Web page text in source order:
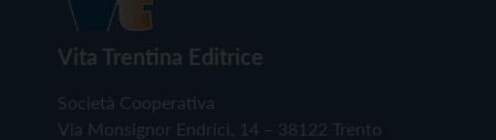
Vita Trentina Editrice
Società Cooperativa
Via Monsignor Endrici, 14 – 38122 Trento